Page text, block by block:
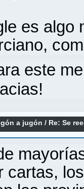
es algo
este
a jugón / Re: Se
cartas,